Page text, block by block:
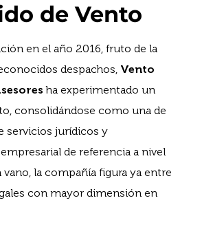
de Vento
en el año 2016, fruto de la
despachos, Vento
ha experimentado un
consolidándose como una de
servicios jurídicos y
de referencia a nivel
la compañía figura ya entre
con mayor dimensión en